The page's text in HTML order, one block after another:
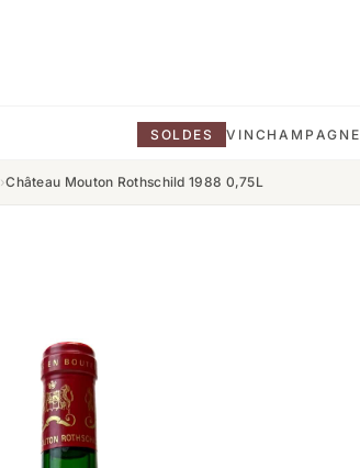
SOLDES VIN CHAMPAGNE
›Château Mouton Rothschild 1988 0,75L